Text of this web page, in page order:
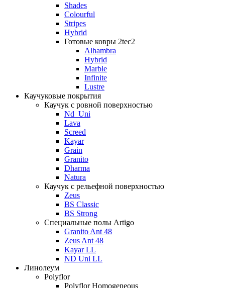
Shades
Colourful
Stripes
Hybrid
Готовые ковры 2tec2
Alhambra
Hybrid
Marble
Infinite
Lustre
Каучуковые покрытия
Каучук с ровной поверхностью
Nd_Uni
Lava
Screed
Kayar
Grain
Granito
Dharma
Natura
Каучук с рельефной поверхностью
Zeus
BS Classic
BS Strong
Специальные полы Artigo
Granito Ant 48
Zeus Ant 48
Kayar LL
ND Uni LL
Линолеум
Polyflor
Polyflor Homogeneous